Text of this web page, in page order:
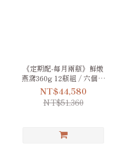
《定期配-每月兩瓶》鮮燉
燕窩360g 12瓶組 / 六個月
份套餐
NT$44,580
NT$51,360